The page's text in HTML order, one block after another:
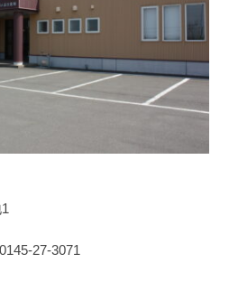
27-3071